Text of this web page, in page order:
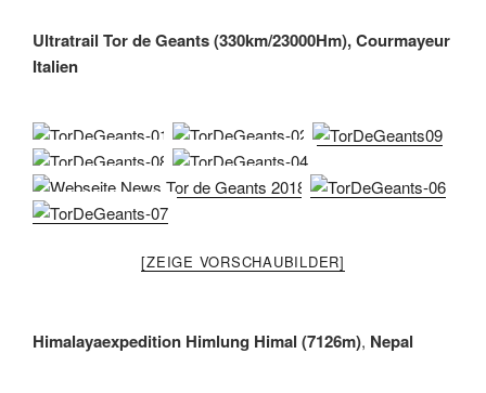
Ultratrail Tor de Geants (330km/23000Hm), Courmayeur
Italien
[ZEIGE VORSCHAUBILDER]
Himalayaexpedition Himlung Himal (7126m), Nepal